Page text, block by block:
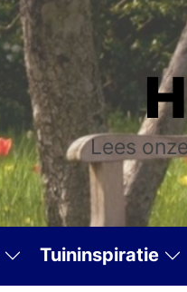
Lees
Tuininspiratie